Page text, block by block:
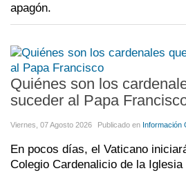
apagón.
Quiénes son los
suceder al Papa
Viernes, 07 Agosto 2026 Publicado en Información
En pocos días, el Vaticano
Colegio Cardenalicio de la